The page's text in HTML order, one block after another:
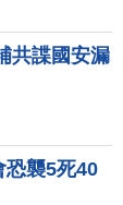
共諜國安漏
恐襲5死40